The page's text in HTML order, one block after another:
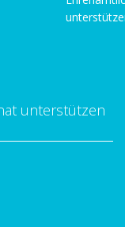
unterstützen